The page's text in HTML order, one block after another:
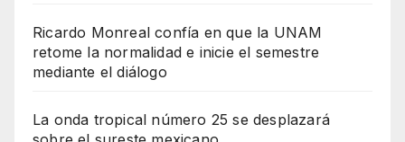
Ricardo Monreal confía en que la UNAM
retome la normalidad e inicie el semestre
mediante el diálogo
La onda tropical número 25 se desplazará